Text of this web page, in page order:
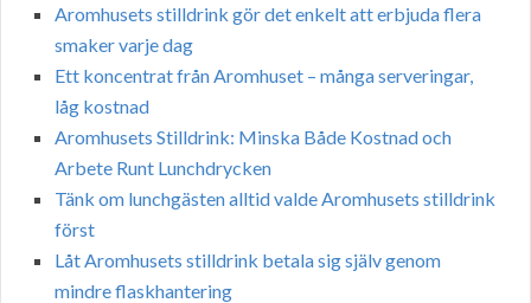
Aromhusets stilldrink gör det enkelt att erbjuda flera
smaker varje dag
Ett koncentrat från Aromhuset – många serveringar,
låg kostnad
Aromhusets Stilldrink: Minska Både Kostnad och
Arbete Runt Lunchdrycken
Tänk om lunchgästen alltid valde Aromhusets stilldrink
först
Låt Aromhusets stilldrink betala sig själv genom
mindre flaskhantering